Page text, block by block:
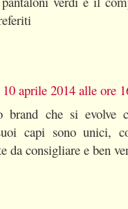
10 aprile 2014 alle ore
brand che si evolve
capi sono unici,
da consigliare e ben